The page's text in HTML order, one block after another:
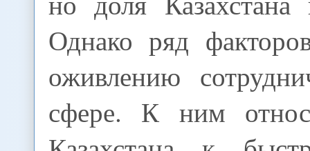
Однако ряд
оживлению
сфере. К ним